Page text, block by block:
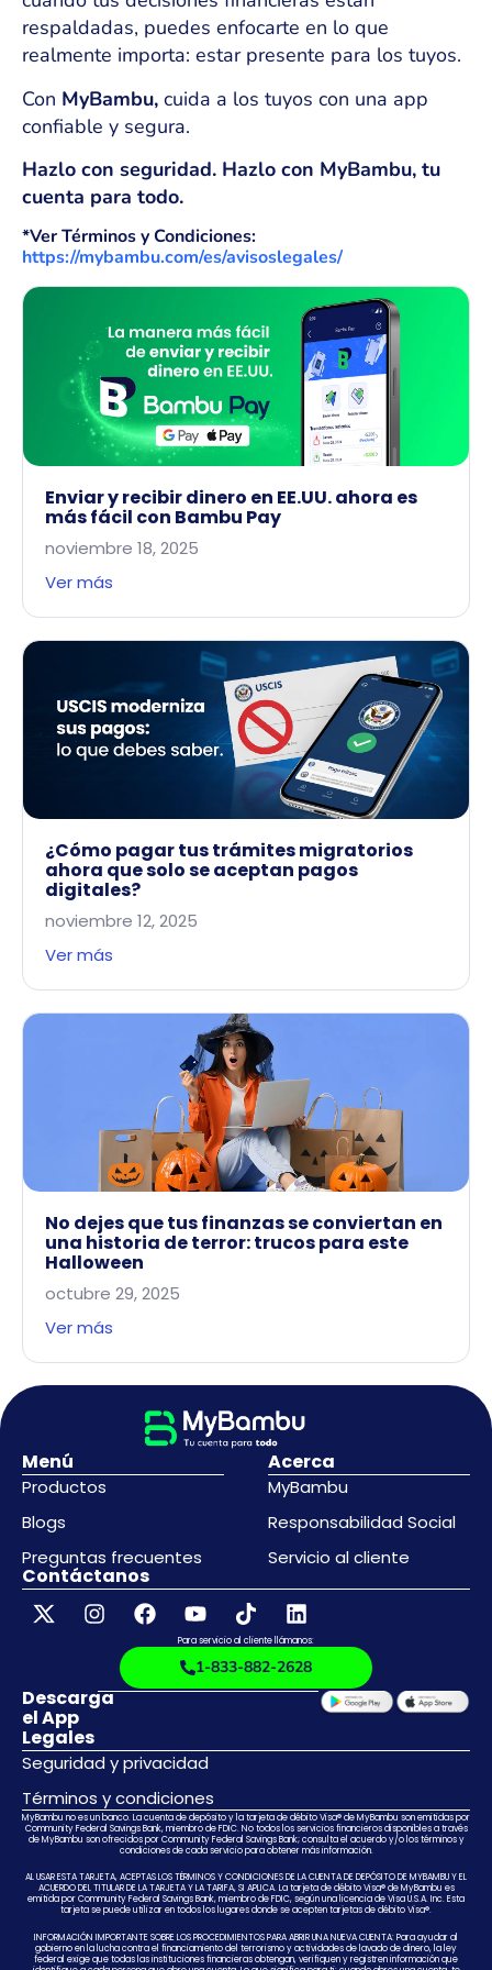
respaldadas, puedes enfocarte en lo que
realmente importa: estar presente para los tuyos.
Con MyBambu, cuida a los tuyos con una app
confiable y segura.
Hazlo con seguridad. Hazlo con MyBambu, tu
cuenta para todo.
*Ver Términos y Condiciones:
https://mybambu.com/es/avisoslegales/
Enviar y recibir dinero en EE.UU. ahora es
más fácil con Bambu Pay
noviembre 18, 2025
Ver más
¿Cómo pagar tus trámites migratorios
ahora que solo se aceptan pagos
digitales?
noviembre 12, 2025
Ver más
No dejes que tus finanzas se conviertan en
una historia de terror: trucos para este
Halloween
octubre 29, 2025
Ver más
Menú
Productos
Blogs
Preguntas frecuentes
Acerca
MyBambu
Responsabilidad Social
Servicio al cliente
Legales
Seguridad y privacidad
Términos y condiciones
Contáctanos
Para servicio al cliente llámanos:
1-833-882-2628
Descarga
el App
MyBambu no es un banco. La cuenta de depósito y la tarjeta de débito Visa® de MyBambu son emitidas por
Community Federal Savings Bank, miembro de FDIC. No todos los servicios financieros disponibles a través
de MyBambu son ofrecidos por Community Federal Savings Bank; consulta el acuerdo y/o los términos y
condiciones de cada servicio para obtener más información.
AL USAR ESTA TARJETA, ACEPTAS LOS TÉRMINOS Y CONDICIONES DE LA CUENTA DE DEPÓSITO DE MYBAMBU Y EL
ACUERDO DEL TITULAR DE LA TARJETA Y LA TARIFA, SI APLICA. La tarjeta de débito Visa® de MyBambu es
emitida por Community Federal Savings Bank, miembro de FDIC, según una licencia de Visa U.S.A. Inc. Esta
tarjeta se puede utilizar en todos los lugares donde se acepten tarjetas de débito Visa®.
INFORMACIÓN IMPORTANTE SOBRE LOS PROCEDIMIENTOS PARA ABRIR UNA NUEVA CUENTA: Para ayudar al
gobierno en la lucha contra el financiamiento del terrorismo y actividades de lavado de dinero, la ley
federal exige que todas las instituciones financieras obtengan, verifiquen y registren información que